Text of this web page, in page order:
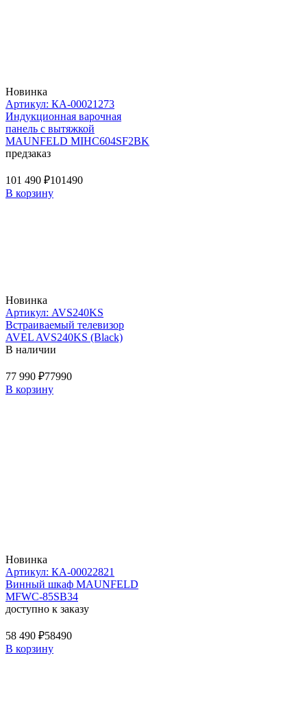
Новинка
Артикул: КА-00021273
Индукционная варочная
панель с вытяжкой
MAUNFELD MIHC604SF2BK
предзаказ
101 490 ₽101490
В корзину
Новинка
Артикул: AVS240KS
Встраиваемый телевизор
AVEL AVS240KS (Black)
В наличии
77 990 ₽77990
В корзину
Новинка
Артикул: КА-00022821
Винный шкаф MAUNFELD
MFWC-85SB34
доступно к заказу
58 490 ₽58490
В корзину